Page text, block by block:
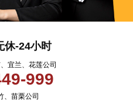
休-24小时
宜兰、花莲公司
999
、苗栗公司